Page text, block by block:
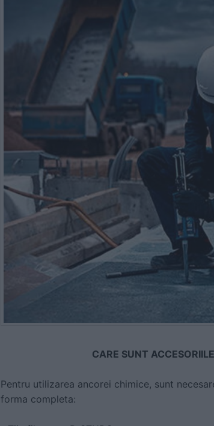
CARE SUNT
Pentru utilizarea ancorei chimice, sunt
forma completa: